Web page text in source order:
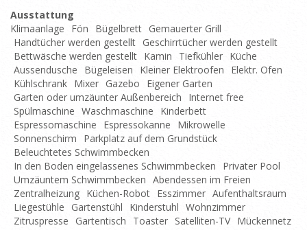
Ausstattung
Klimaanlage
Fön Bügelbrett Gemauerter Grill
Handtücher werden gestellt Geschirrtücher werden gestellt
Bettwäsche werden gestellt Kamin Tiefkühler Küche
Aussendusche
Bügeleisen Kleiner Elektroofen
Elektr. Ofen
Kühlschrank Mixer Gazebo
Eigener Garten
Garten oder umzäunter Außenbereich
Internet free
Spülmaschine Waschmaschine
Kinderbett
Espressomaschine
Espressokanne
Mikrowelle
Sonnenschirm
Parkplatz auf dem Grundstück
Beleuchtetes Schwimmbecken
In den Boden eingelassenes Schwimmbecken
Privater Pool
Umzäuntem Schwimmbecken Abendessen im Freien
Zentralheizung Küchen-Robot Esszimmer Aufenthaltsraum
Liegestühle Gartenstühl Kinderstuhl Wohnzimmer
Zitruspresse Gartentisch Toaster Satelliten-TV Mückennetz